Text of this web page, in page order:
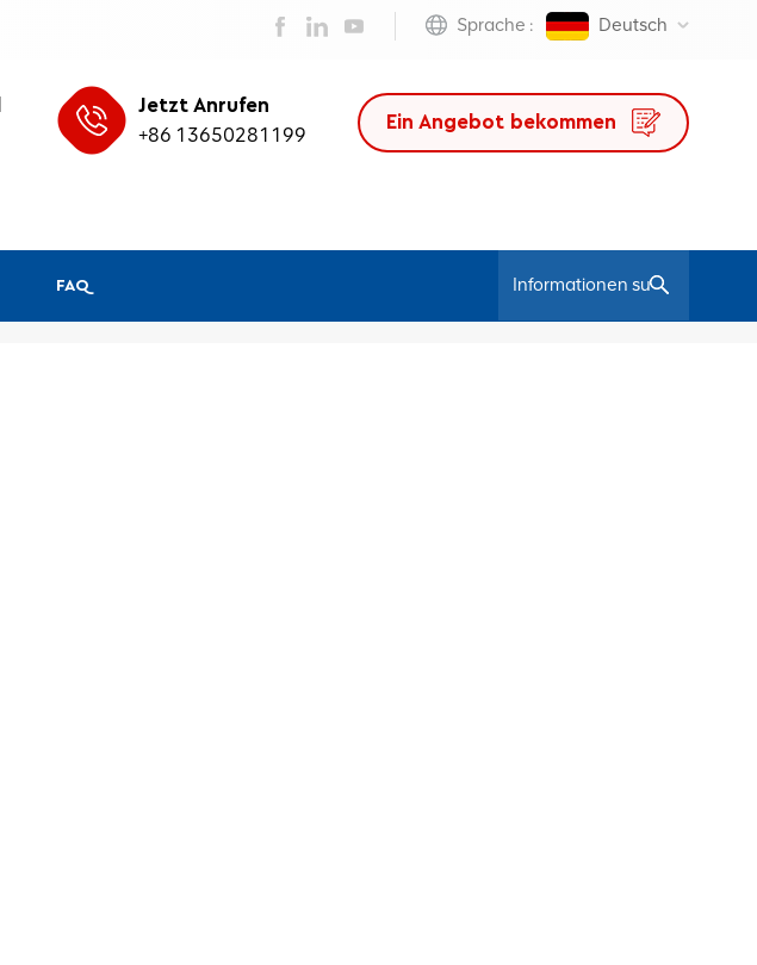
Sprache : Deutsch
Ein Angebot bekommen
Jetzt Anrufen
+86 13650281199
FAQ